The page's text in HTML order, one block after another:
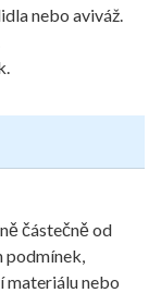
nebo aviváž.
částečně od
podmínek,
materiálu nebo